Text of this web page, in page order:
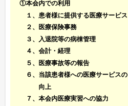
①本会内での利用
１、患者様に提供する医療サービス
２、医療保険事務
３、入退院等の病棟管理
４、会計・経理
５、医療事故等の報告
６、当該患者様への医療サービスの
向上
７、本会内医療実習への協力